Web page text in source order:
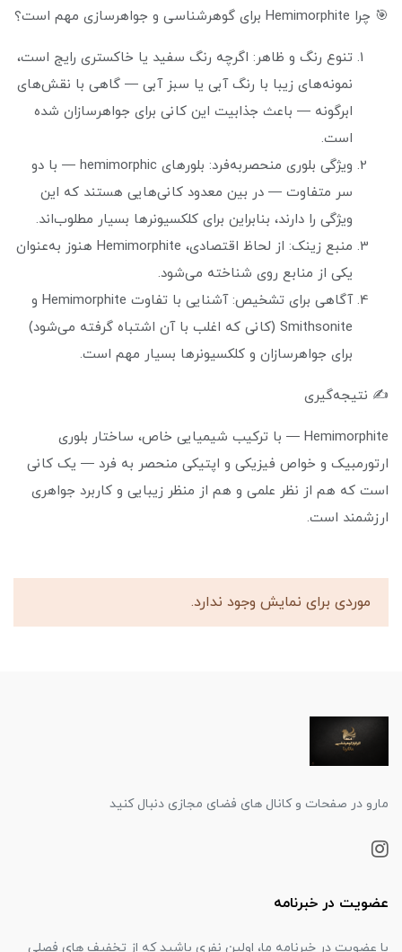
🎯 چرا Hemimorphite برای گوهرشناسی و جواهرسازی مهم است؟
تنوع رنگ و ظاهر: اگرچه رنگ سفید یا خاکستری رایج است،
نمونه‌های زیبا با رنگ آبی یا سبز آبی — گاهی با نقش‌های
ابرگونه — باعث جذابیت این کانی برای جواهرسازان شده
است.
ویژگی بلوری منحصربه‌فرد: بلورهای hemimorphic — با دو
سر متفاوت — در بین معدود کانی‌هایی هستند که این
ویژگی را دارند، بنابراین برای کلکسیونرها بسیار مطلوب‌اند.
منبع زینک: از لحاظ اقتصادی، Hemimorphite هنوز به‌عنوان
یکی از منابع روی شناخته می‌شود.
آگاهی برای تشخیص: آشنایی با تفاوت Hemimorphite و
Smithsonite (کانی که اغلب با آن اشتباه گرفته می‌شود)
برای جواهرسازان و کلکسیونرها بسیار مهم است.
✍️ نتیجه‌گیری
Hemimorphite — با ترکیب شیمیایی خاص، ساختار بلوری
ارتورمبیک و خواص فیزیکی و اپتیکی منحصر به فرد — یک کانی
است که هم از نظر علمی و هم از منظر زیبایی و کاربرد جواهری
ارزشمند است.
موردی برای نمایش وجود ندارد.
مارو در صفحات و کانال های فضای مجازی دنبال کنید
عضویت در خبرنامه
با عضویت در خبرنامه ما، اولین نفری باشید که از تخفیف های فصلی